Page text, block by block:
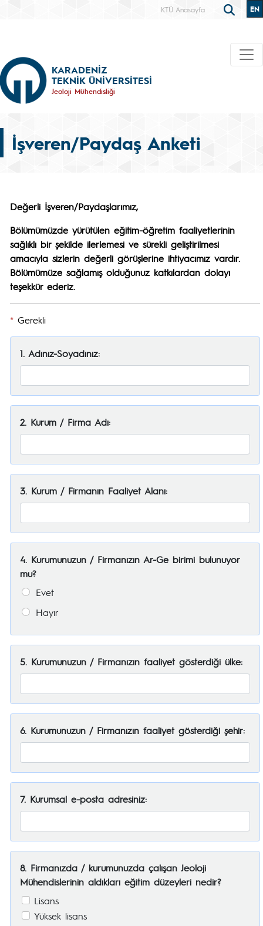
KTÜ Anasayfa EN
KARADENİZ
TEKNİK ÜNİVERSİTESİ
Jeoloji Mühendisliği
İşveren/Paydaş Anketi
Değerli İşveren/Paydaşlarımız,
Bölümümüzde yürütülen eğitim-öğretim faaliyetlerinin
sağlıklı bir şekilde ilerlemesi ve sürekli geliştirilmesi
amacıyla sizlerin değerli görüşlerine ihtiyacımız vardır.
Bölümümüze sağlamış olduğunuz katkılardan dolayı
teşekkür ederiz.
* Gerekli
1. Adınız-Soyadınız:
2. Kurum / Firma Adı:
3. Kurum / Firmanın Faaliyet Alanı:
4. Kurumunuzun / Firmanızın Ar-Ge birimi bulunuyor
mu?
Evet
Hayır
5. Kurumunuzun / Firmanızın faaliyet gösterdiği ülke:
6. Kurumunuzun / Firmanızın faaliyet gösterdiği şehir:
7. Kurumsal e-posta adresiniz:
8. Firmanızda / kurumunuzda çalışan Jeoloji
Mühendislerinin aldıkları eğitim düzeyleri nedir?
Lisans
Yüksek lisans